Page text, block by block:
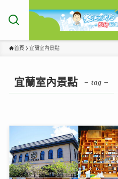
首頁 宜蘭室內景點
宜蘭室內景點 – tag –